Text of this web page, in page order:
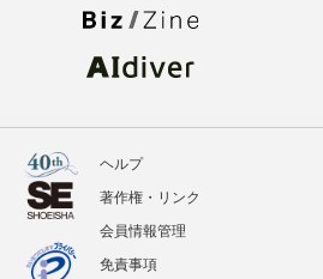
ヘルプ
著作権・リンク
会員情報管理
免責事項